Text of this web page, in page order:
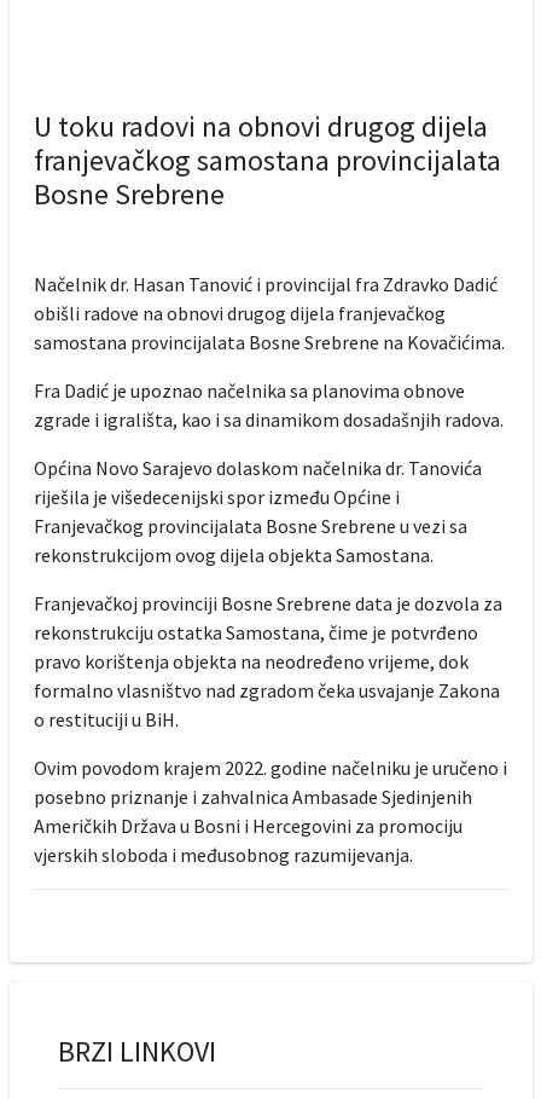
U toku radovi na obnovi drugog dijela
franjevačkog samostana provincijalata
Bosne Srebrene
Načelnik dr. Hasan Tanović i provincijal fra Zdravko Dadić
obišli radove na obnovi drugog dijela franjevačkog
samostana provincijalata Bosne Srebrene na Kovačićima.
Fra Dadić je upoznao načelnika sa planovima obnove
zgrade i igrališta, kao i sa dinamikom dosadašnjih radova.
Općina Novo Sarajevo dolaskom načelnika dr. Tanovića
riješila je višedecenijski spor između Općine i
Franjevačkog provincijalata Bosne Srebrene u vezi sa
rekonstrukcijom ovog dijela objekta Samostana.
Franjevačkoj provinciji Bosne Srebrene data je dozvola za
rekonstrukciju ostatka Samostana, čime je potvrđeno
pravo korištenja objekta na neodređeno vrijeme, dok
formalno vlasništvo nad zgradom čeka usvajanje Zakona
o restituciji u BiH.
Ovim povodom krajem 2022. godine načelniku je uručeno i
posebno priznanje i zahvalnica Ambasade Sjedinjenih
Američkih Država u Bosni i Hercegovini za promociju
vjerskih sloboda i međusobnog razumijevanja.
BRZI LINKOVI